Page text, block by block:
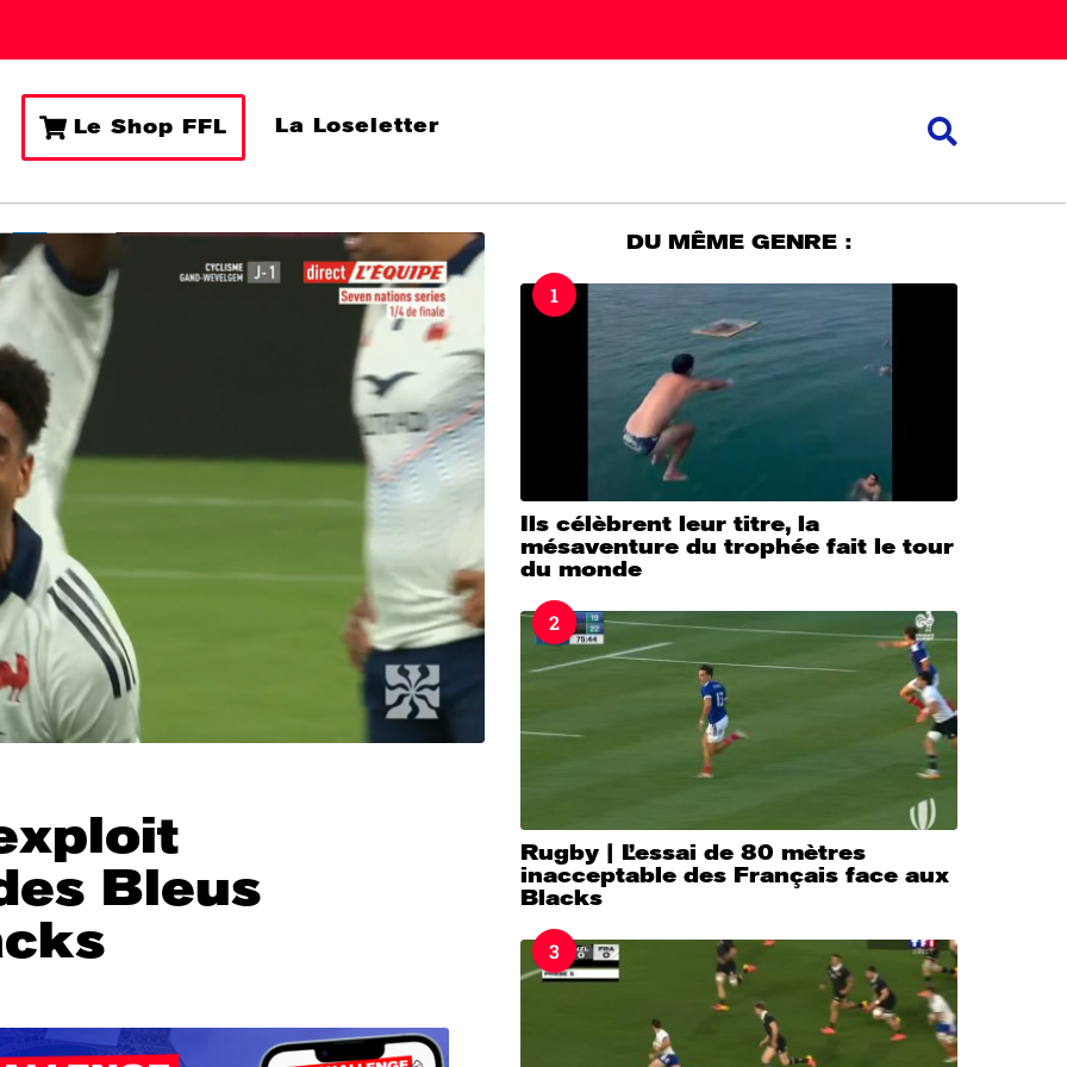
Le Shop FFL La Loseletter
Bleus
DU MÊME GENRE :
1
Ils célèbrent leur titre, la
mésaventure du trophée fait le tour
du monde
2
Rugby | L’essai de 80 mètres
inacceptable des Français face aux
Blacks
3